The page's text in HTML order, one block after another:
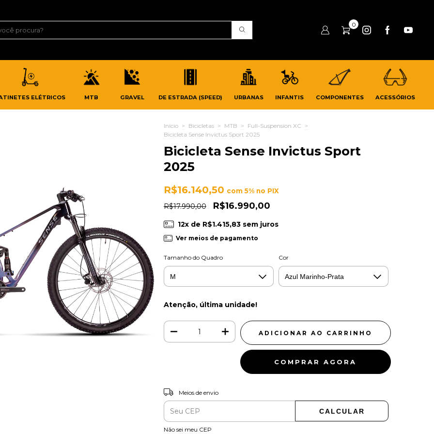
0
ELÉTRICOS MTB GRAVEL DE ESTRADA (SPEED) URBANAS INFANTIS COMPONENTES ACESSÓRIOS
Início > Bicicletas > MTB > Full-Suspension XC >
Bicicleta Sense Invictus Sport 2025
Bicicleta Sense Invictus Sport
2025
R$16.140,50 com 5% no PIX
R$17.990,00 R$16.990,00
12x de R$1.415,83sem juros
Ver meios de pagamento
Tamanho do Quadro Cor
Atenção, última unidade!
COMPRAR AGORA
Entregas para o CEP:
Meios de envio
CALCULAR
Não sei meu CEP